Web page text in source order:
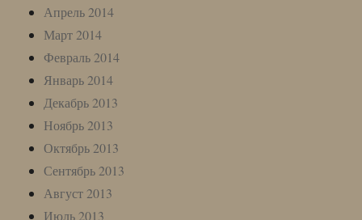
Апрель 2014
Март 2014
Февраль 2014
Январь 2014
Декабрь 2013
Ноябрь 2013
Октябрь 2013
Сентябрь 2013
Август 2013
Июль 2013